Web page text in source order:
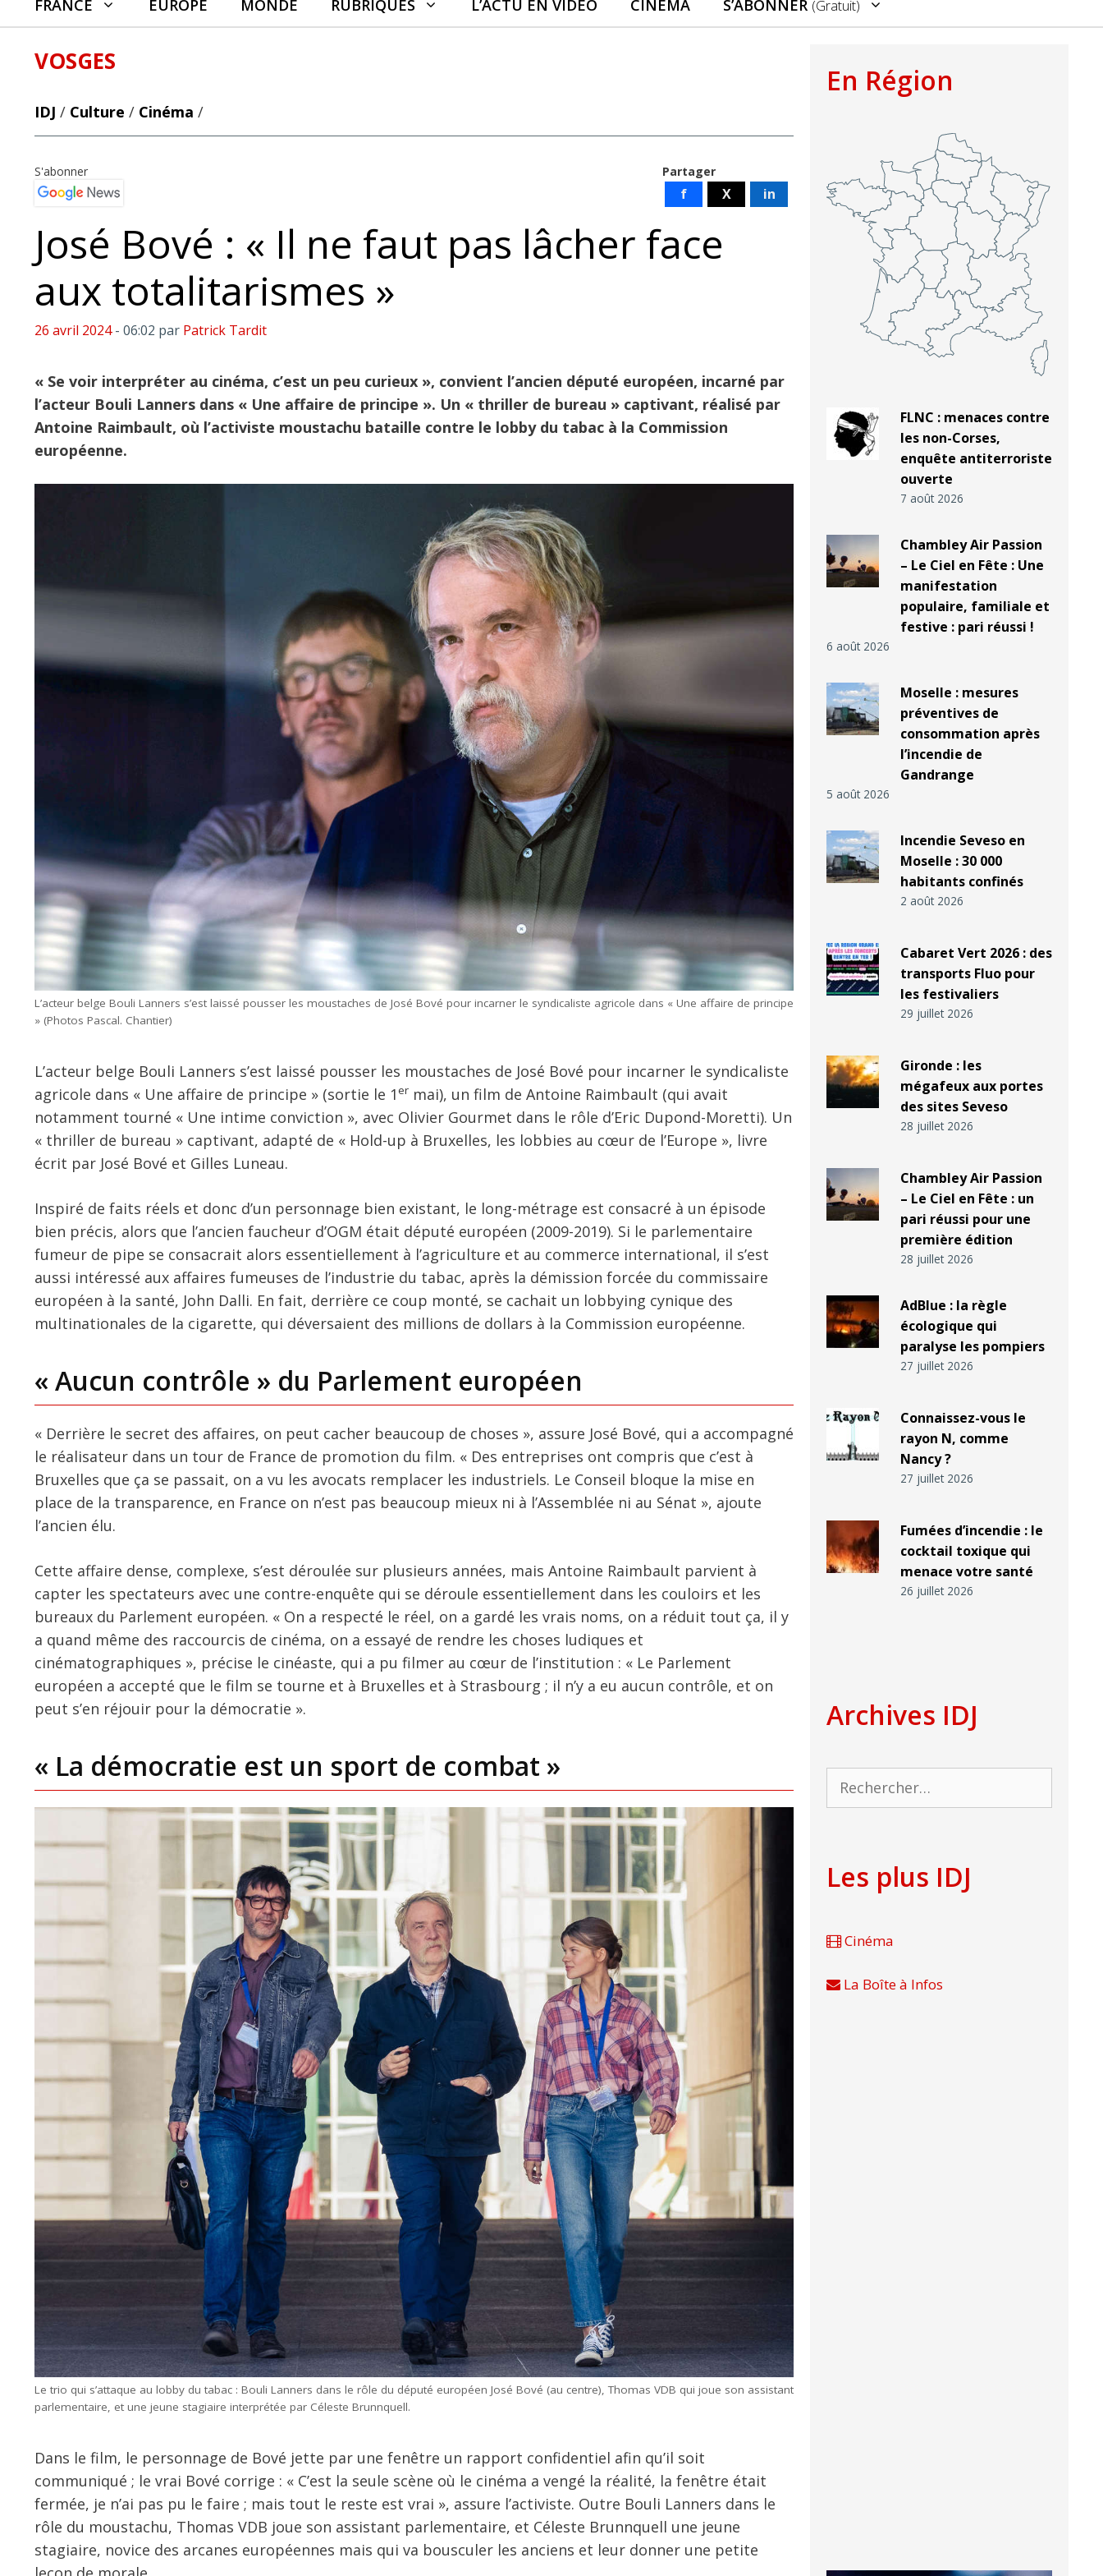
FRANCE EUROPE MONDE RUBRIQUES L’ACTU EN VIDÉO CINÉMA S’ABONNER (gratuit)
VOSGES
IDJ / Culture / Cinéma /
Partager
f X in
S'abonner
José Bové : « Il ne faut pas lâcher face
aux totalitarismes »
26 avril 2024- 06:02 par Patrick Tardit
« Se voir interpréter au cinéma, c’est un peu curieux », convient l’ancien député européen, incarné par
l’acteur Bouli Lanners dans « Une affaire de principe ». Un « thriller de bureau » captivant, réalisé par
Antoine Raimbault, où l’activiste moustachu bataille contre le lobby du tabac à la Commission
européenne.
L’acteur belge Bouli Lanners s’est laissé pousser les moustaches de José Bové pour incarner le syndicaliste agricole dans « Une affaire de principe
» (Photos Pascal. Chantier)
L’acteur belge Bouli Lanners s’est laissé pousser les moustaches de José Bové pour incarner le syndicaliste
agricole dans « Une affaire de principe » (sortie le 1er mai), un film de Antoine Raimbault (qui avait
notamment tourné « Une intime conviction », avec Olivier Gourmet dans le rôle d’Eric Dupond-Moretti). Un
« thriller de bureau » captivant, adapté de « Hold-up à Bruxelles, les lobbies au cœur de l’Europe », livre
écrit par José Bové et Gilles Luneau.
Inspiré de faits réels et donc d’un personnage bien existant, le long-métrage est consacré à un épisode
bien précis, alors que l’ancien faucheur d’OGM était député européen (2009-2019). Si le parlementaire
fumeur de pipe se consacrait alors essentiellement à l’agriculture et au commerce international, il s’est
aussi intéressé aux affaires fumeuses de l’industrie du tabac, après la démission forcée du commissaire
européen à la santé, John Dalli. En fait, derrière ce coup monté, se cachait un lobbying cynique des
multinationales de la cigarette, qui déversaient des millions de dollars à la Commission européenne.
« Aucun contrôle » du Parlement européen
« Derrière le secret des affaires, on peut cacher beaucoup de choses », assure José Bové, qui a accompagné
le réalisateur dans un tour de France de promotion du film. « Des entreprises ont compris que c’est à
Bruxelles que ça se passait, on a vu les avocats remplacer les industriels. Le Conseil bloque la mise en
place de la transparence, en France on n’est pas beaucoup mieux ni à l’Assemblée ni au Sénat », ajoute
l’ancien élu.
Cette affaire dense, complexe, s’est déroulée sur plusieurs années, mais Antoine Raimbault parvient à
capter les spectateurs avec une contre-enquête qui se déroule essentiellement dans les couloirs et les
bureaux du Parlement européen. « On a respecté le réel, on a gardé les vrais noms, on a réduit tout ça, il y
a quand même des raccourcis de cinéma, on a essayé de rendre les choses ludiques et
cinématographiques », précise le cinéaste, qui a pu filmer au cœur de l’institution : « Le Parlement
européen a accepté que le film se tourne et à Bruxelles et à Strasbourg ; il n’y a eu aucun contrôle, et on
peut s’en réjouir pour la démocratie ».
« La démocratie est un sport de combat »
Le trio qui s’attaque au lobby du tabac : Bouli Lanners dans le rôle du député européen José Bové (au centre), Thomas VDB qui joue son assistant
parlementaire, et une jeune stagiaire interprétée par Céleste Brunnquell.
Dans le film, le personnage de Bové jette par une fenêtre un rapport confidentiel afin qu’il soit
communiqué ; le vrai Bové corrige : « C’est la seule scène où le cinéma a vengé la réalité, la fenêtre était
fermée, je n’ai pas pu le faire ; mais tout le reste est vrai », assure l’activiste. Outre Bouli Lanners dans le
rôle du moustachu, Thomas VDB joue son assistant parlementaire, et Céleste Brunnquell une jeune
stagiaire, novice des arcanes européennes mais qui va bousculer les anciens et leur donner une petite
En Région
FLNC : menaces contre
les non-Corses,
enquête antiterroriste
ouverte
7 août 2026
Chambley Air Passion
– Le Ciel en Fête : Une
manifestation
populaire, familiale et
festive : pari réussi !
6 août 2026
Moselle : mesures
préventives de
consommation après
l’incendie de
Gandrange
5 août 2026
Incendie Seveso en
Moselle : 30 000
habitants confinés
2 août 2026
Cabaret Vert 2026 : des
transports Fluo pour
les festivaliers
29 juillet 2026
Gironde : les
mégafeux aux portes
des sites Seveso
28 juillet 2026
Chambley Air Passion
– Le Ciel en Fête : un
pari réussi pour une
première édition
28 juillet 2026
AdBlue : la règle
écologique qui
paralyse les pompiers
27 juillet 2026
Connaissez-vous le
rayon N, comme
Nancy ?
27 juillet 2026
Fumées d’incendie : le
cocktail toxique qui
menace votre santé
26 juillet 2026
Archives IDJ
Rechercher :
Les plus IDJ
Cinéma
La Boîte à Infos